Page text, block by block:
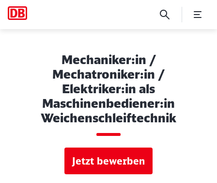
Mechaniker:in /
Mechatroniker:in /
Elektriker:in als
Maschinenbediener:in
Weichenschleiftechnik
Jetzt bewerben